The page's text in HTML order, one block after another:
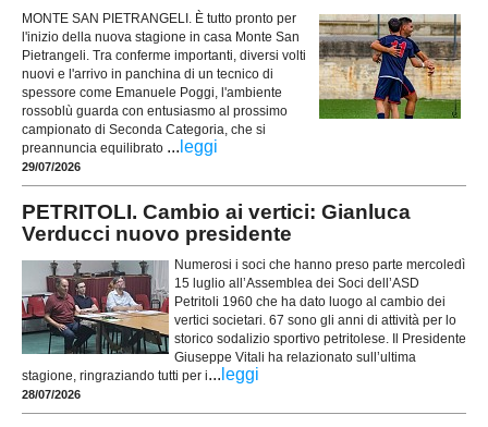
MONTE SAN PIETRANGELI. È tutto pronto per
l'inizio della nuova stagione in casa Monte San
Pietrangeli. Tra conferme importanti, diversi volti
nuovi e l'arrivo in panchina di un tecnico di
spessore come Emanuele Poggi, l'ambiente
rossoblù guarda con entusiasmo al prossimo
campionato di Seconda Categoria, che si
preannuncia equilibrato ... leggi
29/07/2026
PETRITOLI. Cambio ai vertici: Gianluca
Verducci nuovo presidente
Numerosi i soci che hanno preso parte mercoledì
15 luglio all’Assemblea dei Soci dell’ASD
Petritoli 1960 che ha dato luogo al cambio dei
vertici societari. 67 sono gli anni di attività per lo
storico sodalizio sportivo petritolese. Il Presidente
Giuseppe Vitali ha relazionato sull’ultima
stagione, ringraziando tutti per i... leggi
28/07/2026